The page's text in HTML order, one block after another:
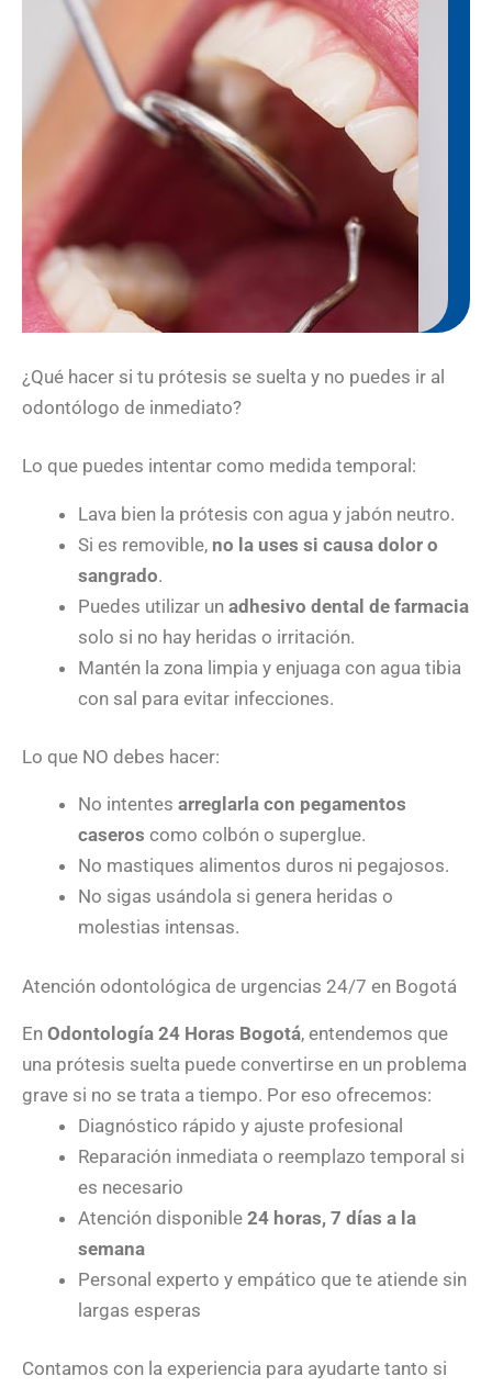
¿Qué hacer si tu prótesis se suelta y no puedes ir al
odontólogo de inmediato?
Lo que puedes intentar como medida temporal:
Lava bien la prótesis con agua y jabón neutro.
Si es removible, no la uses si causa dolor o
sangrado.
Puedes utilizar un adhesivo dental de farmacia
solo si no hay heridas o irritación.
Mantén la zona limpia y enjuaga con agua tibia
con sal para evitar infecciones.
Lo que NO debes hacer:
No intentes arreglarla con pegamentos
caseros como colbón o superglue.
No mastiques alimentos duros ni pegajosos.
No sigas usándola si genera heridas o
molestias intensas.
Atención odontológica de urgencias 24/7 en Bogotá
En Odontología 24 Horas Bogotá, entendemos que
una prótesis suelta puede convertirse en un problema
grave si no se trata a tiempo. Por eso ofrecemos:
Diagnóstico rápido y ajuste profesional
Reparación inmediata o reemplazo temporal si
es necesario
Atención disponible 24 horas, 7 días a la
semana
Personal experto y empático que te atiende sin
largas esperas
Contamos con la experiencia para ayudarte tanto si